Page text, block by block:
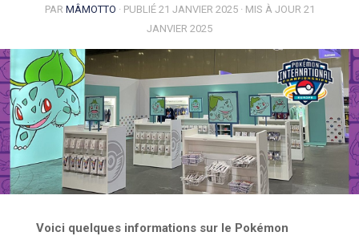
PAR MÂMOTTO · PUBLIÉ 21 JANVIER 2025· MIS À JOUR 21
JANVIER 2025
Voici quelques informations sur le Pokémon